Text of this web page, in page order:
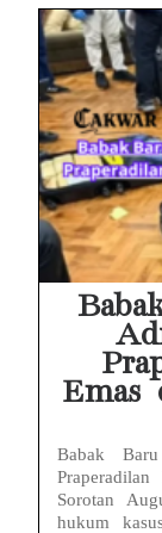
Emas
Babak
Sorotan
hukum